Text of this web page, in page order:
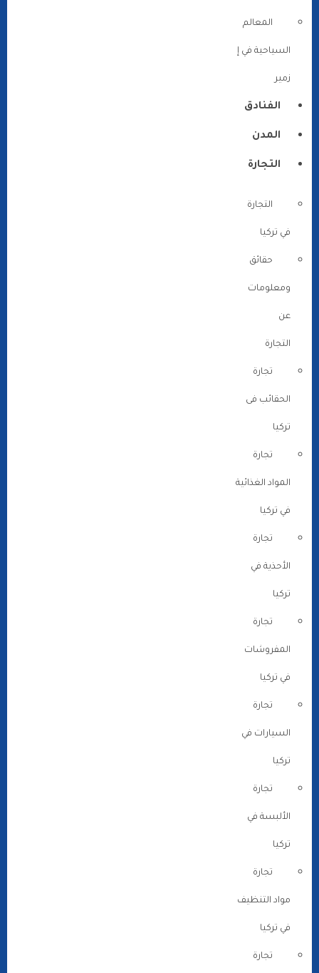
المعالم
السياحية في إ
زمير
الفنادق
المدن
التجارة
التجارة
في تركيا
حقائق
ومعلومات
عن
التجارة
تجارة
الحقائب فى
تركيا
تجارة
المواد الغذائية
في تركيا
تجارة
الأحذية في
تركيا
تجارة
المفروشات
في تركيا
تجارة
السيارات في
تركيا
تجارة
الألبسة في
تركيا
تجارة
مواد التنظيف
في تركيا
تجارة